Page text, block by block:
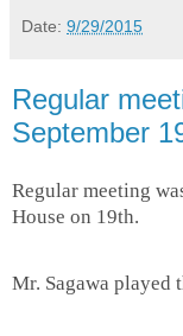
Date: 9/29/2015
Regular
September
Regular meeting
House on 19th.
Mr. Sagawa played